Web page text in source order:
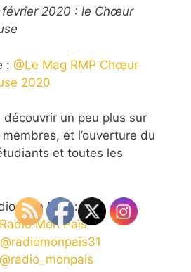
février 2020 : le Chœur
: @Le Mag RMP Chœur
2020
découvrir un peu plus sur
et l’ouverture du
et toutes les
Mon Païs :
Mon Païs